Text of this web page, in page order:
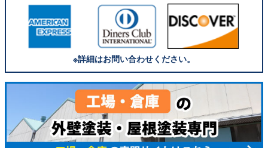
※詳細はお問い合わせください。